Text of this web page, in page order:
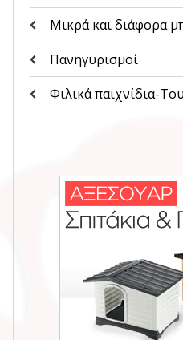
Μικρά και διάφορα
Πανηγυρισμοί
Φιλικά παιχνίδια-